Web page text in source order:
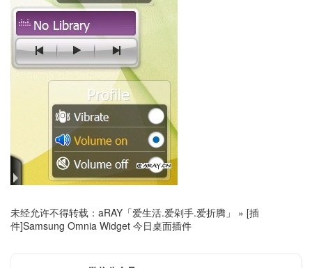
未经允许不得转载： aRAY「爱生活.爱剁手.爱折腾」 » [插
件]Samsung Omnia Widget 今日桌面插件